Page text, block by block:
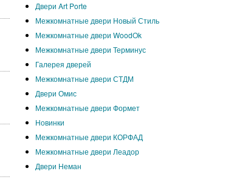
Двери Art Porte
Межкомнатные двери Новый Стиль
Межкомнатные двери WoodOk
Межкомнатные двери Терминус
Галерея дверей
Межкомнатные двери СТДМ
Двери Омис
Межкомнатные двери Формет
Новинки
Межкомнатные двери КОРФАД
Межкомнатные двери Леадор
Двери Неман